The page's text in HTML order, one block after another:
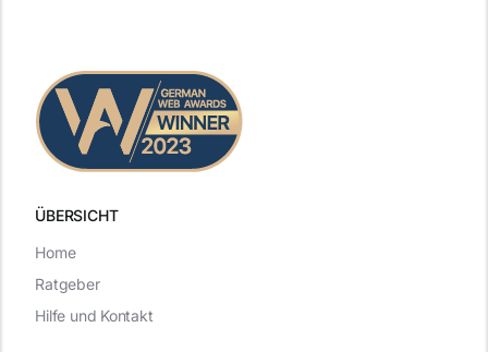
ÜBERSICHT
Home
Ratgeber
Hilfe und Kontakt